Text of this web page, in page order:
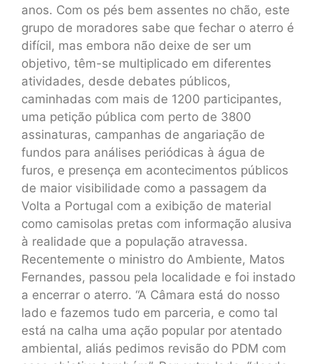
anos. Com os pés bem assentes no chão, este
grupo de moradores sabe que fechar o aterro é
difícil, mas embora não deixe de ser um
objetivo, têm-se multiplicado em diferentes
atividades, desde debates públicos,
caminhadas com mais de 1200 participantes,
uma petição pública com perto de 3800
assinaturas, campanhas de angariação de
fundos para análises periódicas à água de
furos, e presença em acontecimentos públicos
de maior visibilidade como a passagem da
Volta a Portugal com a exibição de material
como camisolas pretas com informação alusiva
à realidade que a população atravessa.
Recentemente o ministro do Ambiente, Matos
Fernandes, passou pela localidade e foi instado
a encerrar o aterro. “A Câmara está do nosso
lado e fazemos tudo em parceria, e como tal
está na calha uma ação popular por atentado
ambiental, aliás pedimos revisão do PDM com